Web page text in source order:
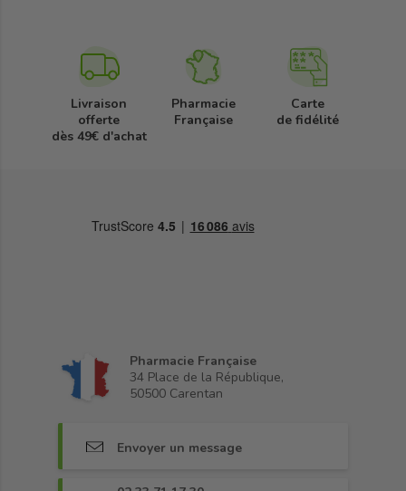
Livraison
offerte
dès 49€ d'achat
Pharmacie
Française
Carte
de fidélité
Pharmacie Française
34 Place de la République,
50500 Carentan
Envoyer un message